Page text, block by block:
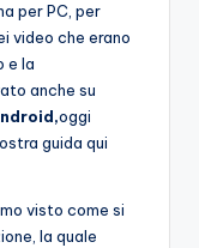
per PC, per
video che erano
e la
anche su
oggi
guida qui
visto come si
la quale